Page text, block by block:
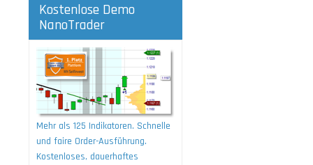
Kostenlose Demo
NanoTrader
Mehr als 125 Indikatoren. Schnelle
und faire Order-Ausführung.
Kostenloses, dauerhaftes